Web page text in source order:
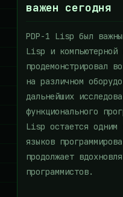
важен сегодня
PDP-1 Lisp был
Lisp и
продемонстрировал
на различном
дальнейших
функционального
Lisp остается одним
языков
продолжает
программистов.